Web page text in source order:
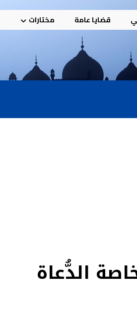
قضايا عامة مختارات
الدُّعاة